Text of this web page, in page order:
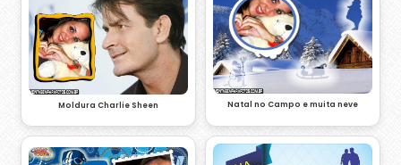
Moldura Charlie Sheen Natal no Campo e muita neve